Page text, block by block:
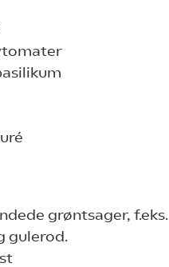
grøntsager, f.eks.
gulerod.